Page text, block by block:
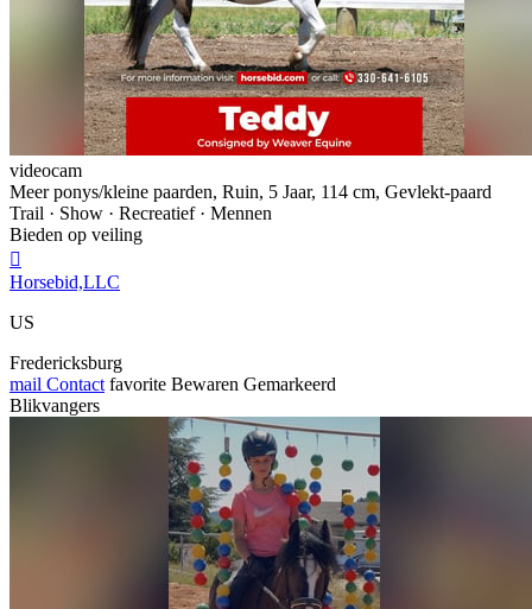
videocam
Meer ponys/kleine paarden, Ruin, 5 Jaar, 114 cm, Gevlekt-paard
Trail · Show · Recreatief · Mennen
Bieden op veiling

Horsebid,LLC
US
Fredericksburg
mail Contact favorite Bewaren Gemarkeerd
Blikvangers